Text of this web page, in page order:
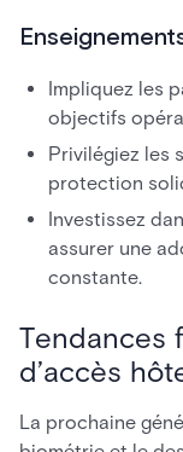
Impliquez les
objectifs
Privilégiez les
protection
Investissez
assurer une
constante.
Tendances
d’accès
La prochaine